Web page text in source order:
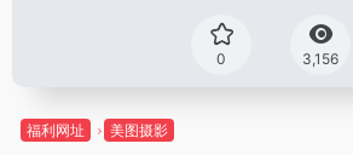
0 3,156
福利网址 美图摄影